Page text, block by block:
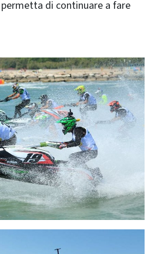
permetta di continuare a fare